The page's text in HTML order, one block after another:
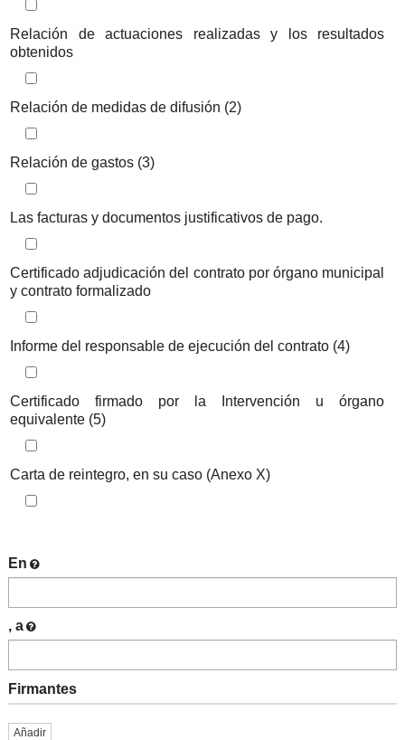
Iteración de iterador: Listado de documentos a aportar
Relación de actuaciones realizadas y los resultados
obtenidos
Iteración de iterador: Listado de documentos a aportar
Relación de medidas de difusión (2)
Iteración de iterador: Listado de documentos a aportar
Relación de gastos (3)
Iteración de iterador: Listado de documentos a aportar
Las facturas y documentos justificativos de pago.
Iteración de iterador: Listado de documentos a aportar
Certificado adjudicación del contrato por órgano municipal
y contrato formalizado
Iteración de iterador: Listado de documentos a aportar
Informe del responsable de ejecución del contrato (4)
Iteración de iterador: Listado de documentos a aportar
Certificado firmado por la Intervención u órgano
equivalente (5)
Iteración de iterador: Listado de documentos a aportar
Carta de reintegro, en su caso (Anexo X)
En
, a
Firmantes
Añadir